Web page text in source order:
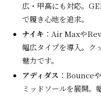
広・甲高にも対応。
で履き心地を追求。
ナイキ ：Air Maxや
幅広タイプを導入。ク
魅力です。
アディダス ：Bounce
ミッドソールを展開。